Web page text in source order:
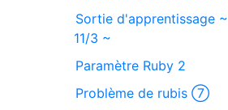
Sortie d'apprentissage ~
11/3 ~
Paramètre Ruby 2
Problème de rubis ⑦